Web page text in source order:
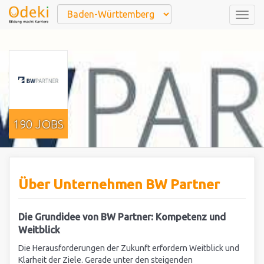
190 JOBS
Über Unternehmen BW Partner
Die Grundidee von BW Partner: Kompetenz und
Weitblick
Die Herausforderungen der Zukunft erfordern Weitblick und
Klarheit der Ziele. Gerade unter den steigenden